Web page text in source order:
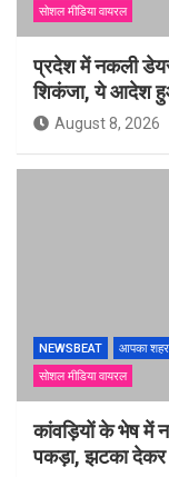
सोशल मीडिया वायरल
प्रदेश में नकली
शिकंजा, ये आदेश
August 8, 2026
NEWSBEAT आपका शहर
सोशल मीडिया वायरल
कांवड़ियों के भेष में
पकड़ा, झटका देकर